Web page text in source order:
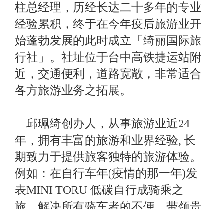
柱总经理，历经长达二十多年的专业
经验累积，终于在今年疫后旅游业开
始蓬勃发展的此时成立「绮丽国际旅
行社」。社址位于台中高铁捷运站附
近，交通便利，道路宽敞，非常适合
各方旅游业务之拓展。
邱珮绮创办人，从事旅游业近24
年，拥有丰富的旅游和业界经验, 长
期致力于提供旅客独特的旅游体验。
例如：在自行车年(疫情的那一年)发
表MINI TORU 低碳自行成骑乘之
旅，解决所有骑车者的不便，带领贵